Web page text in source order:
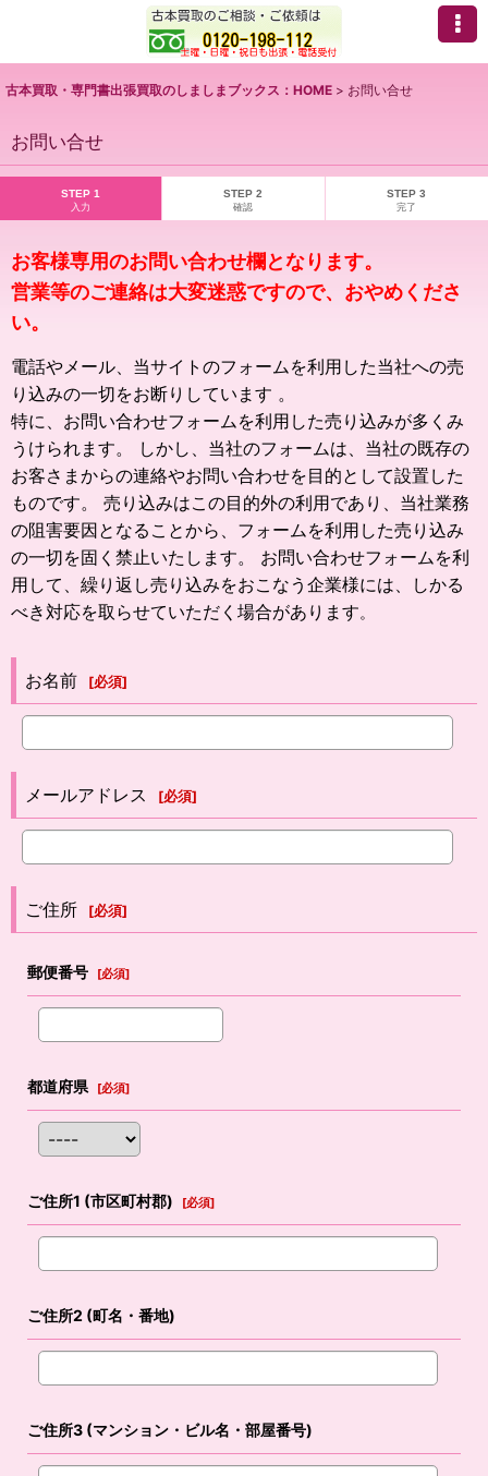
古本買取・専門書出張買取のしましまブックス：HOME > お問い合せ
お問い合せ
STEP 1
入力
STEP 2
確認
STEP 3
完了
お客様専用のお問い合わせ欄となります。
営業等のご連絡は大変迷惑ですので、おやめくださ
い。
電話やメール、当サイトのフォームを利用した当社への売
り込みの一切をお断りしています 。
特に、お問い合わせフォームを利用した売り込みが多くみ
うけられます。 しかし、当社のフォームは、当社の既存の
お客さまからの連絡やお問い合わせを目的として設置した
ものです。 売り込みはこの目的外の利用であり、当社業務
の阻害要因となることから、フォームを利用した売り込み
の一切を固く禁止いたします。 お問い合わせフォームを利
用して、繰り返し売り込みをおこなう企業様には、しかる
べき対応を取らせていただく場合があります。
お名前 [必須]
メールアドレス [必須]
ご住所 [必須]
郵便番号 [必須]
都道府県 [必須]
ご住所1 (市区町村郡) [必須]
ご住所2 (町名・番地)
ご住所3 (マンション・ビル名・部屋番号)